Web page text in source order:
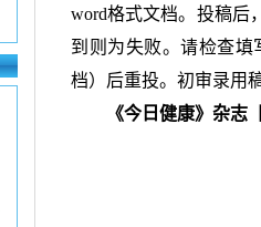
word格式文档。投稿后
到则为失败。请检查填
档）后重投。初审录用
《今日健康》杂志